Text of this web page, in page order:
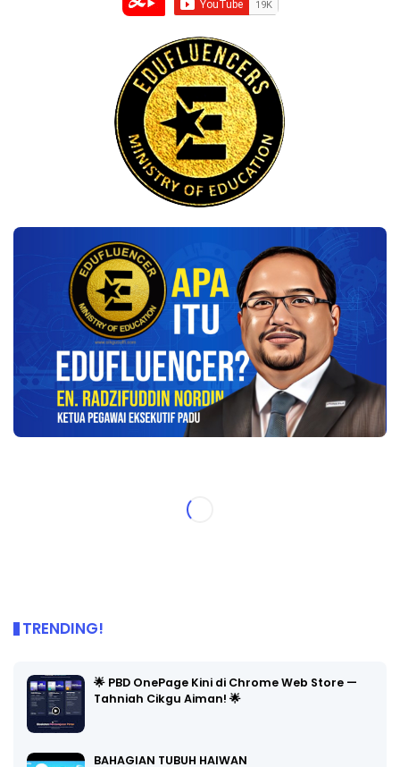
TRENDING!
🌟 PBD OnePage Kini di Chrome Web Store —
Tahniah Cikgu Aiman! 🌟
BAHAGIAN TUBUH HAIWAN